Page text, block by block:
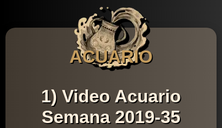
ACUARIO
1) Video Acuario
Semana 2019-35